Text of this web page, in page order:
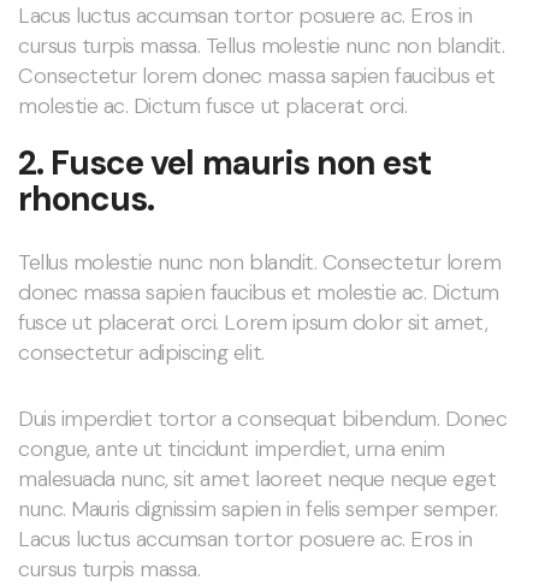
Lacus luctus accumsan tortor posuere ac. Eros in
cursus turpis massa. Tellus molestie nunc non blandit.
Consectetur lorem donec massa sapien faucibus et
molestie ac. Dictum fusce ut placerat orci.
2. Fusce vel mauris non est
rhoncus.
Tellus molestie nunc non blandit. Consectetur lorem
donec massa sapien faucibus et molestie ac. Dictum
fusce ut placerat orci. Lorem ipsum dolor sit amet,
consectetur adipiscing elit.
Duis imperdiet tortor a consequat bibendum. Donec
congue, ante ut tincidunt imperdiet, urna enim
malesuada nunc, sit amet laoreet neque neque eget
nunc. Mauris dignissim sapien in felis semper semper.
Lacus luctus accumsan tortor posuere ac. Eros in
cursus turpis massa.